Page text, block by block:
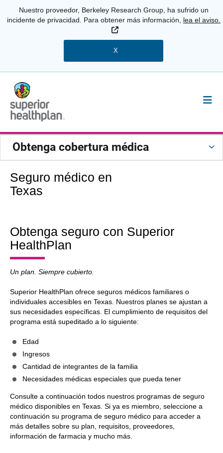
Nuestro proveedor, Berkeley Research Group, ha sufrido un
incidente de privacidad. Para obtener más información, lea el aviso.
Sitio Externo
X
Obtenga cobertura médica
Seguro médico en
Texas
Obtenga seguro con Superior
HealthPlan
Un plan. Siempre cubierto.
Superior HealthPlan ofrece seguros médicos familiares o
individuales accesibles en Texas. Nuestros planes se ajustan a
sus necesidades específicas. El cumplimiento de requisitos del
programa está supeditado a lo siguiente:
Edad
Ingresos
Cantidad de integrantes de la familia
Necesidades médicas especiales que pueda tener
Consulte a continuación todos nuestros programas de seguro
médico disponibles en Texas. Si ya es miembro, seleccione a
continuación su programa de seguro médico para acceder a
más detalles sobre su plan, requisitos, proveedores,
información de farmacia y mucho más.